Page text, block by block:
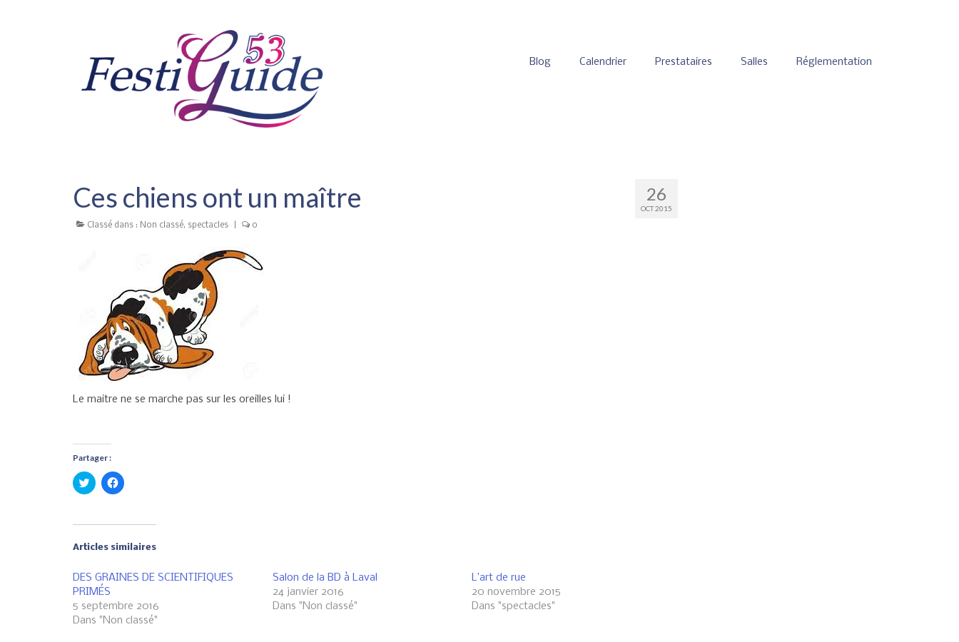
Blog Calendrier Prestataires Salles Réglementation
26
OCT 2015
Ces chiens ont un maître
Classé dans : Non classé, spectacles 0
Le maitre ne se marche pas sur les oreilles lui !
Partager :
Cliquez
pour
dans
nouvelle
Cliquez
pour
dans
nouvelle
Articles similaires
DES GRAINES DE SCIENTIFIQUES
PRIMÉS
5 septembre 2016
Dans "Non classé"
Salon de la BD à Laval
24 janvier 2016
Dans "Non classé"
L’art de rue
20 novembre 2015
Dans "spectacles"